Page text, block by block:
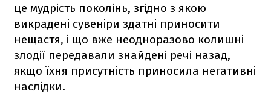
це мудрість поколінь, згідно з якою
викрадені сувеніри здатні приносити
нещастя, і що вже неодноразово колишні
злодії передавали знайдені речі назад,
якщо їхня присутність приносила негативні
наслідки.